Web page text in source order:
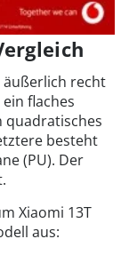
äußerlich recht
flaches
quadratisches
besteht
(PU). Der
Xiaomi 13T
aus: